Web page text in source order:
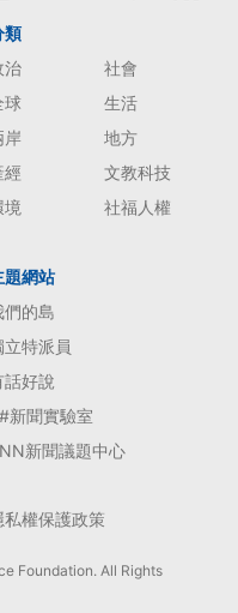
類
治
社會
球
生活
岸
地方
經
文教科技
境
社福人權
題網站
們的島
立特派員
話好說
新聞實驗室
新聞議題中心
私權保護政策
Foundation. All Rights